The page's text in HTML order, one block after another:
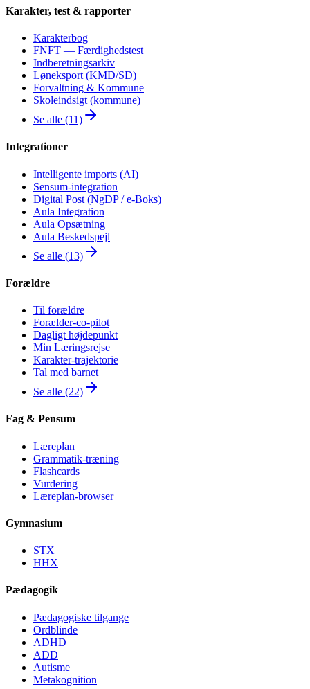
Karakter, test & rapporter
Karakterbog
FNFT — Færdighedstest
Indberetningsarkiv
Løneksport (KMD/SD)
Forvaltning & Kommune
Skoleindsigt (kommune)
Se alle (11)
Integrationer
Intelligente imports (AI)
Sensum-integration
Digital Post (NgDP / e-Boks)
Aula Integration
Aula Opsætning
Aula Beskedspejl
Se alle (13)
Forældre
Til forældre
Forælder-co-pilot
Dagligt højdepunkt
Min Læringsrejse
Karakter-trajektorie
Tal med barnet
Se alle (22)
Fag & Pensum
Læreplan
Grammatik-træning
Flashcards
Vurdering
Læreplan-browser
Gymnasium
STX
HHX
Pædagogik
Pædagogiske tilgange
Ordblinde
ADHD
ADD
Autisme
Metakognition